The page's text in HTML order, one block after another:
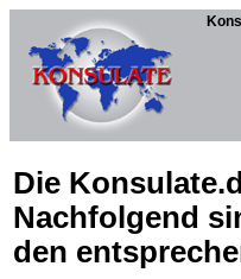
Die
Nachfolgend
den